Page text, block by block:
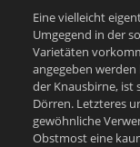
Eine vielleicht
Umgegend in der
Varietäten
angegeben
der Knausbirne, ist
Dörren. Letzteres
gewöhnliche
Obstmost eine